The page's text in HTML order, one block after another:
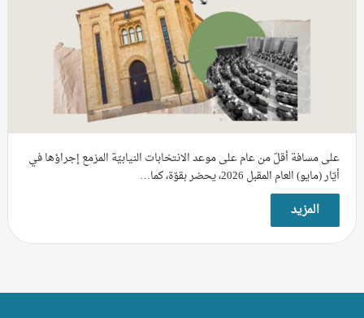
على مسافة أقلّ من عام على موعد الانتخابات النيابيّة المزمع إجراؤها في
أيّار (مايو) العام المقبل 2026، يحضر بقوّة، كما…
المزيد